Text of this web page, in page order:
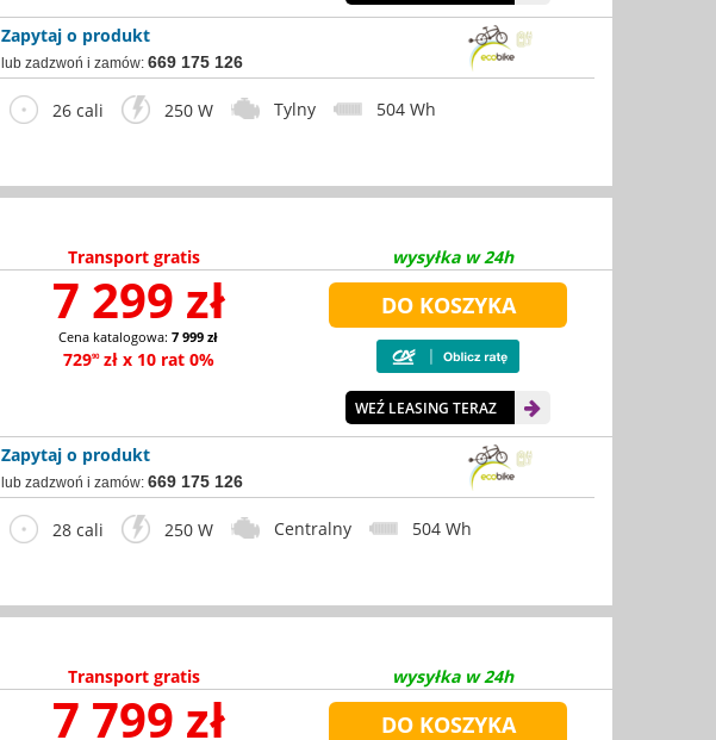
Zapytaj o produkt
lub zadzwoń i zamów:669 175 126
26 cali 250 W Tylny 504 Wh
Transport gratis wysyłka w 24h
7 299 zł
Cena katalogowa:7 999 zł
72990zł x 10 rat 0%
WEŹ LEASING TERAZ
Zapytaj o produkt
lub zadzwoń i zamów:669 175 126
28 cali 250 W Centralny 504 Wh
Transport gratis wysyłka w 24h
7 799 zł